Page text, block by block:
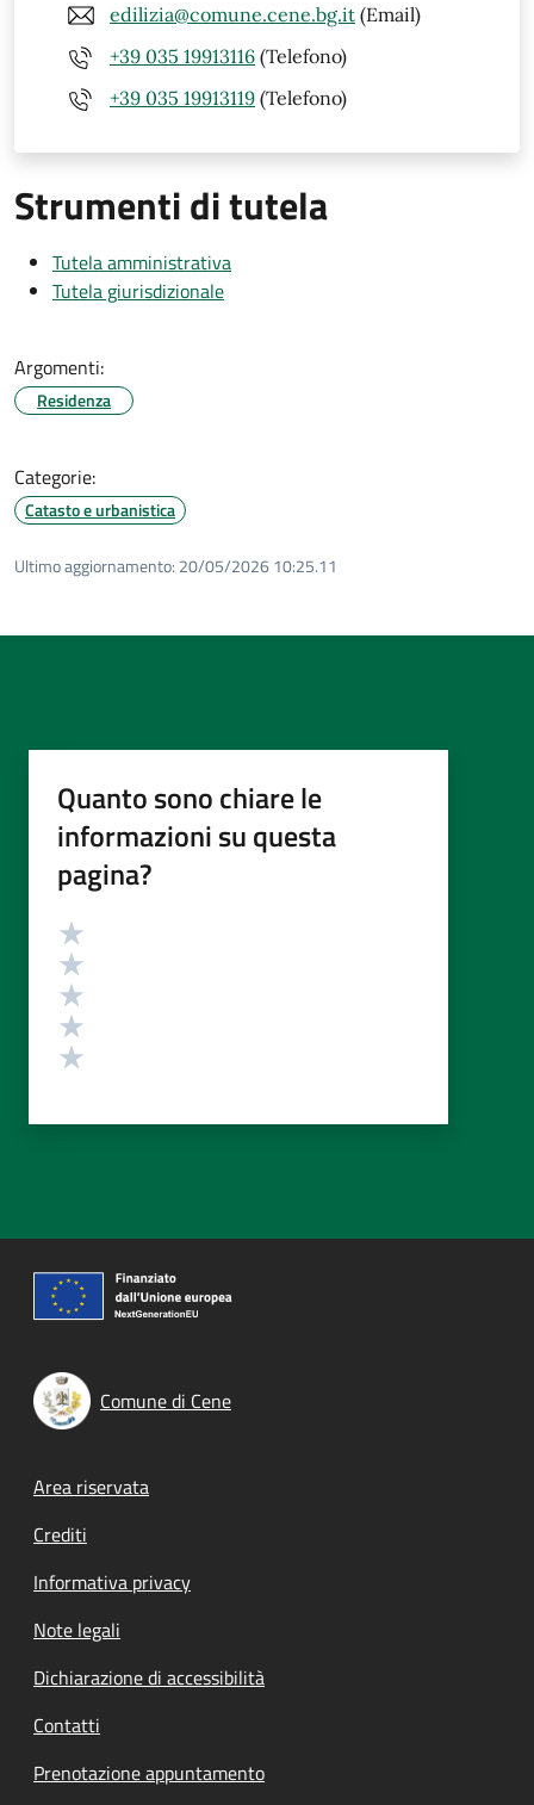
edilizia@comune.cene.bg.it (Email)
+39 035 19913116 (Telefono)
+39 035 19913119 (Telefono)
Strumenti di tutela
Tutela amministrativa
Tutela giurisdizionale
Argomenti:
Residenza
Categorie:
Catasto e urbanistica
Ultimo aggiornamento: 20/05/2026 10:25.11
Quanto sono chiare le
informazioni su questa
pagina?
Valutazione
Comune di Cene
Footer menu
Area riservata
Crediti
Informativa privacy
Note legali
Dichiarazione di accessibilità
Contatti
Prenotazione appuntamento